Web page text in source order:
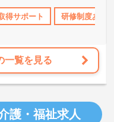
資格取得サポート
得サポート 研修制度あり
一覧を見る
護・福祉求人